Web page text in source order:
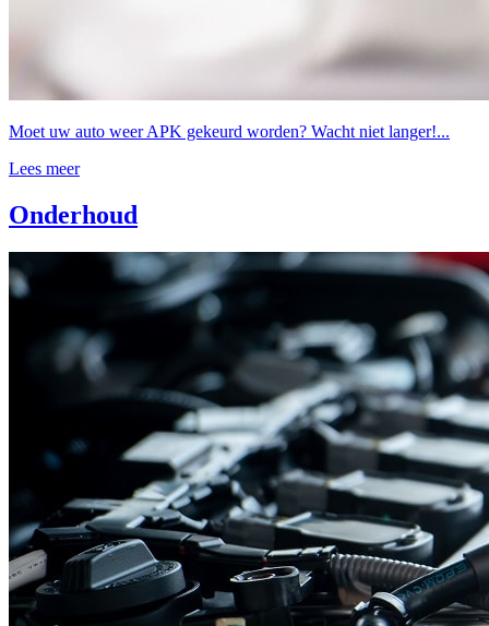
Moet uw auto weer APK gekeurd worden? Wacht niet langer!...
Lees meer
Onderhoud